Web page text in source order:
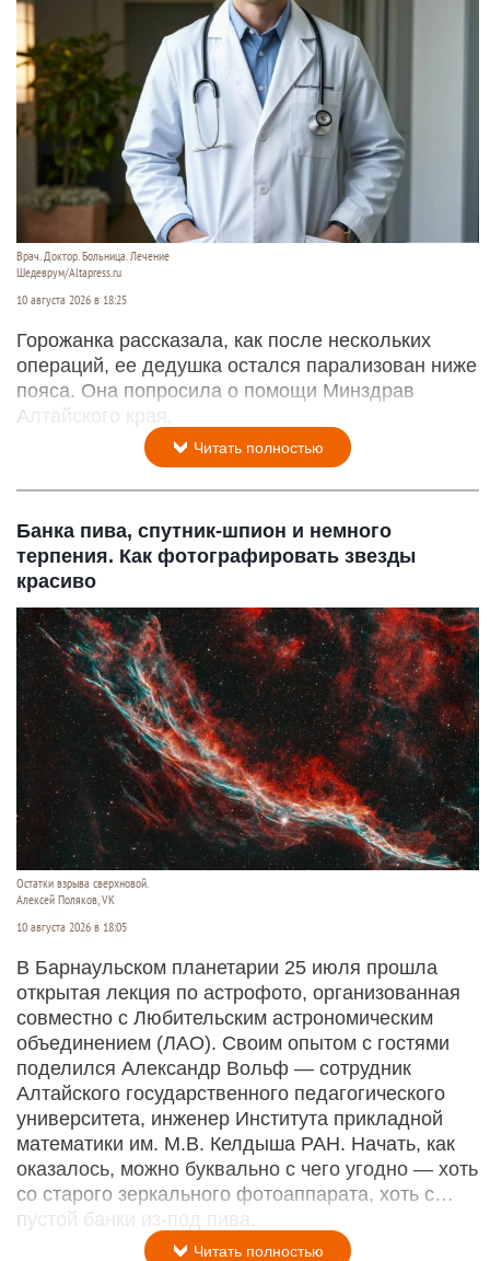
Врач. Доктор. Больница. Лечение
Шедеврум/Altapress.ru
10 августа 2026 в 18:25
Горожанка рассказала, как после нескольких
операций, ее дедушка остался парализован ниже
пояса. Она попросила о помощи Минздрав
Алтайского края.
Читать полностью
Банка пива, спутник-шпион и немного
терпения. Как фотографировать звезды
красиво
Остатки взрыва сверхновой.
Алексей Поляков, VK
10 августа 2026 в 18:05
В Барнаульском планетарии 25 июля прошла
открытая лекция по астрофото, организованная
совместно с Любительским астрономическим
объединением (ЛАО). Своим опытом с гостями
поделился Александр Вольф — сотрудник
Алтайского государственного педагогического
университета, инженер Института прикладной
математики им. М.В. Келдыша РАН. Начать, как
оказалось, можно буквально с чего угодно — хоть
со старого зеркального фотоаппарата, хоть с…
пустой банки из-под пива.
Читать полностью